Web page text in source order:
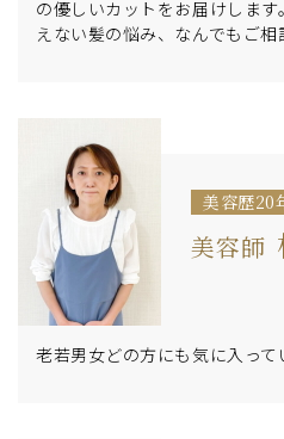
の優しいカットをお届けしま
えない髪の悩み、なんでもご相
美容歴20
美容師
老若男女どの方にも気に入って